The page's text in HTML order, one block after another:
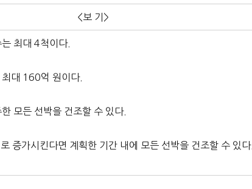
<보 기>
최대 4척이다.
대 160억 원이다.
모든 선박을 건조할 수 있다.
증가시킨다면 계획한 기간 내에 모든 선박을 건조할 수 있다.